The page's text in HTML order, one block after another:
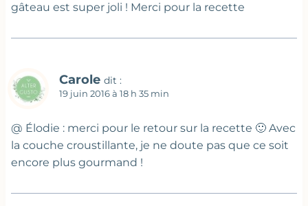
gâteau est super joli ! Merci pour la recette
Carole dit :
19 juin 2016 à 18 h 35 min
@ Élodie : merci pour le retour sur la recette 🙂 Avec
la couche croustillante, je ne doute pas que ce soit
encore plus gourmand !